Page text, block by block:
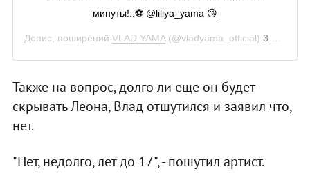
минуты!..⚽️ @liliya_yama 😘
Допис, поширений VLAD YAMA(@vladyama_official) 3 Сер 2018 р. о 11:32 PDT
Также на вопрос, долго ли еще он будет
скрывать Леона, Влад отшутился и заявил что,
нет.
"Нет, недолго, лет до 17", - пошутил артист.